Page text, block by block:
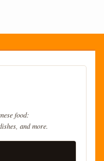
food:
and more.